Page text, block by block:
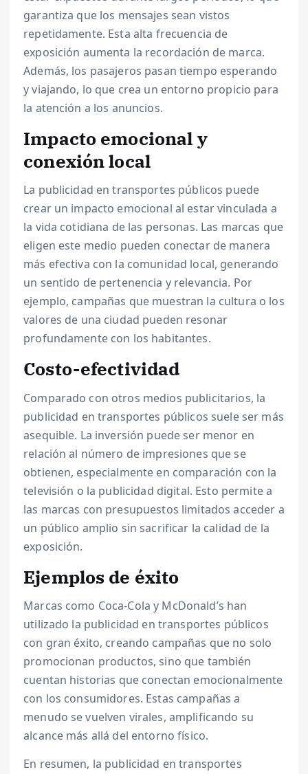
garantiza que los mensajes sean vistos
repetidamente. Esta alta frecuencia de
exposición aumenta la recordación de marca.
Además, los pasajeros pasan tiempo esperando
y viajando, lo que crea un entorno propicio para
la atención a los anuncios.
Impacto emocional y
conexión local
La publicidad en transportes públicos puede
crear un impacto emocional al estar vinculada a
la vida cotidiana de las personas. Las marcas que
eligen este medio pueden conectar de manera
más efectiva con la comunidad local, generando
un sentido de pertenencia y relevancia. Por
ejemplo, campañas que muestran la cultura o los
valores de una ciudad pueden resonar
profundamente con los habitantes.
Costo-efectividad
Comparado con otros medios publicitarios, la
publicidad en transportes públicos suele ser más
asequible. La inversión puede ser menor en
relación al número de impresiones que se
obtienen, especialmente en comparación con la
televisión o la publicidad digital. Esto permite a
las marcas con presupuestos limitados acceder a
un público amplio sin sacrificar la calidad de la
exposición.
Ejemplos de éxito
Marcas como Coca-Cola y McDonald’s han
utilizado la publicidad en transportes públicos
con gran éxito, creando campañas que no solo
promocionan productos, sino que también
cuentan historias que conectan emocionalmente
con los consumidores. Estas campañas a
menudo se vuelven virales, amplificando su
alcance más allá del entorno físico.
En resumen, la publicidad en transportes